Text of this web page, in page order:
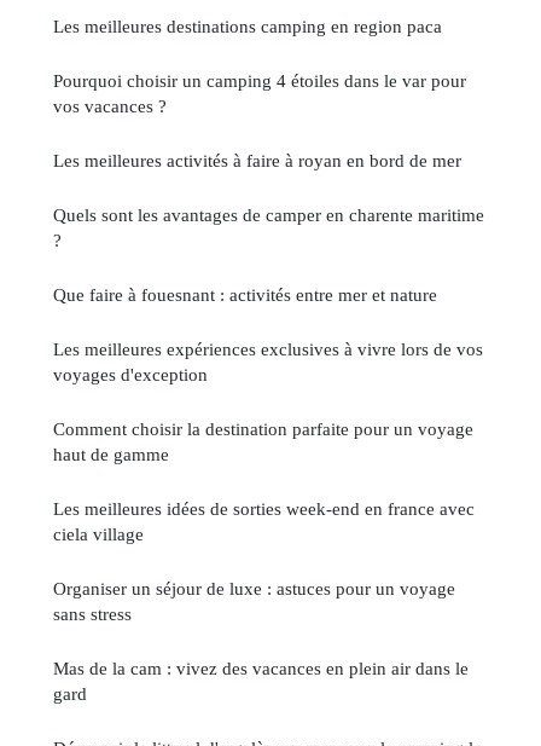
Les meilleures destinations camping en region paca
Pourquoi choisir un camping 4 étoiles dans le var pour
vos vacances ?
Les meilleures activités à faire à royan en bord de mer
Quels sont les avantages de camper en charente maritime
?
Que faire à fouesnant : activités entre mer et nature
Les meilleures expériences exclusives à vivre lors de vos
voyages d'exception
Comment choisir la destination parfaite pour un voyage
haut de gamme
Les meilleures idées de sorties week-end en france avec
ciela village
Organiser un séjour de luxe : astuces pour un voyage
sans stress
Mas de la cam : vivez des vacances en plein air dans le
gard